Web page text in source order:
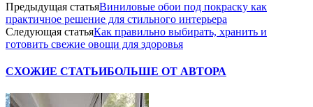
Предыдущая статьяВиниловые обои под покраску как
практичное решение для стильного интерьера
Следующая статьяКак правильно выбирать, хранить и
готовить свежие овощи для здоровья
СХОЖИЕ СТАТЬИБОЛЬШЕ ОТ АВТОРА